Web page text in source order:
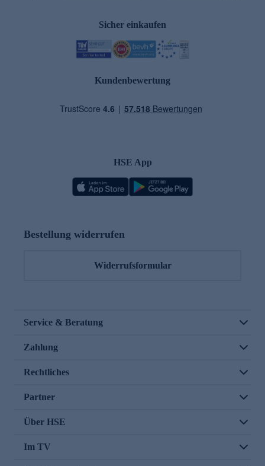
Sicher einkaufen
Kundenbewertung
HSE App
Bestellung widerrufen
Widerrufsformular
Service & Beratung
Zahlung
Rechtliches
Partner
Über HSE
Im TV